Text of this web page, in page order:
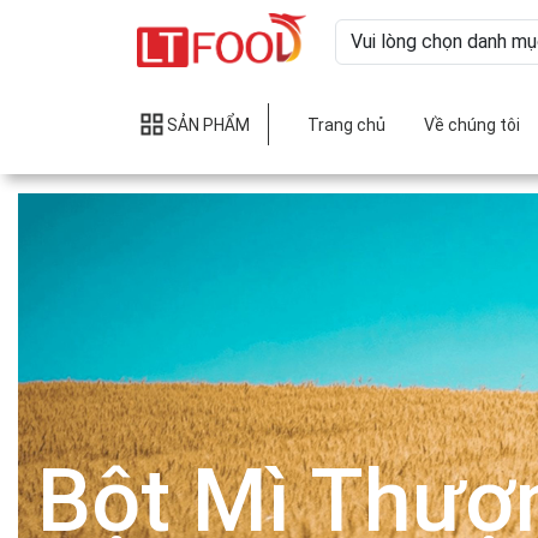
SẢN PHẨM Trang chủ Về chúng tôi
Bột Mì